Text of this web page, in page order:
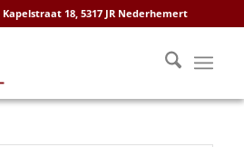
Kapelstraat 18, 5317 JR Nederhemert